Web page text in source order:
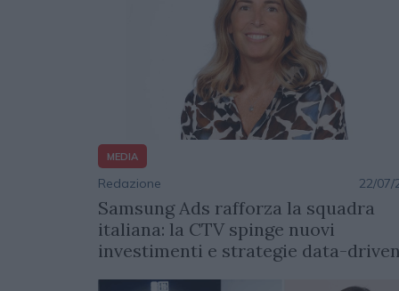
MEDIA
Redazione 22/07/
Samsung Ads rafforza la squadra
italiana: la CTV spinge nuovi
investimenti e strategie data-driven